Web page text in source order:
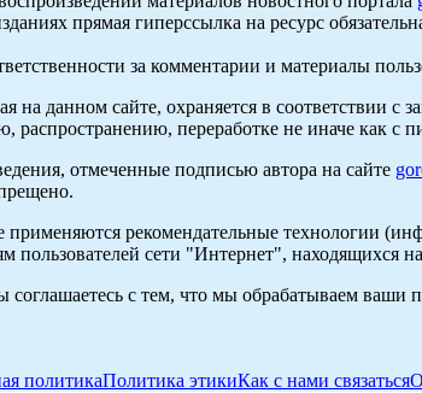
прямая гиперссылка на ресурс
за комментарии и материалы
на данном сайте, охраняется в соответствии
распространению, переработке не иначе как с
отмеченные подписью автора на сайте
рекомендательные технологии
пользователей сети "Интернет", находящихся
соглашаетесь с тем, что мы обрабатываем
политикаПолитика этикиКак с нами связаться